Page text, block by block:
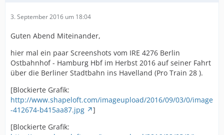
3. September 2016 um 18:04
Guten Abend Miteinander,
hier mal ein paar Screenshots vom IRE 4276 Berlin
Ostbahnhof - Hamburg Hbf im Herbst 2016 auf seiner Fahrt
über die Berliner Stadtbahn ins Havelland (Pro Train 28 ).
[Blockierte Grafik:
http://www.shapeloft.com/imageupload/2016/09/03/0/image
-412674-b415aa87.jpg
]
[Blockierte Grafik: